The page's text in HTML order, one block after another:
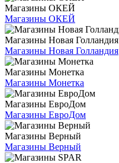
Магазины ОКЕЙ
Магазины ОКЕЙ
Магазины Новая Голландия
Магазины Новая Голландия
Магазины Монетка
Магазины Монетка
Магазины ЕвроДом
Магазины ЕвроДом
Магазины Верный
Магазины Верный